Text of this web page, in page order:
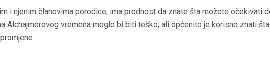
i njenim članovima porodice, ima prednost da znate šta možete očekivati
Alchajmerovog vremena moglo bi biti teško, ali općenito je korisno znati